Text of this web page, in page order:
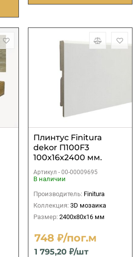
Плинтус Finitura
dekor П100F3
100х16х2400 мм.
Артикул - 00-00009695
В наличии
Производитель: Finitura
Коллекция: 3D мозаика
Размер: 2400х80х16 мм
748 ₽/пог.м
1 795,20 ₽/шт